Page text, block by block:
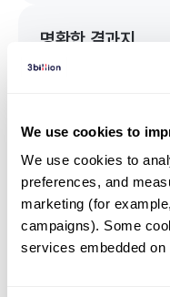
We use cookies to
We use cookies to
preferences, and
marketing (for
campaigns). Some
services embedded on
명확한 결과지
임상유전학팀과 소
궁금한 점을 임상유전학
문의하기